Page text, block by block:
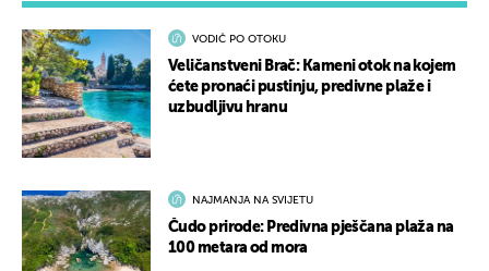
VODIČ PO OTOKU
Veličanstveni Brač: Kameni otok na kojem
ćete pronaći pustinju, predivne plaže i
uzbudljivu hranu
NAJMANJA NA SVIJETU
Čudo prirode: Predivna pješčana plaža na
100 metara od mora